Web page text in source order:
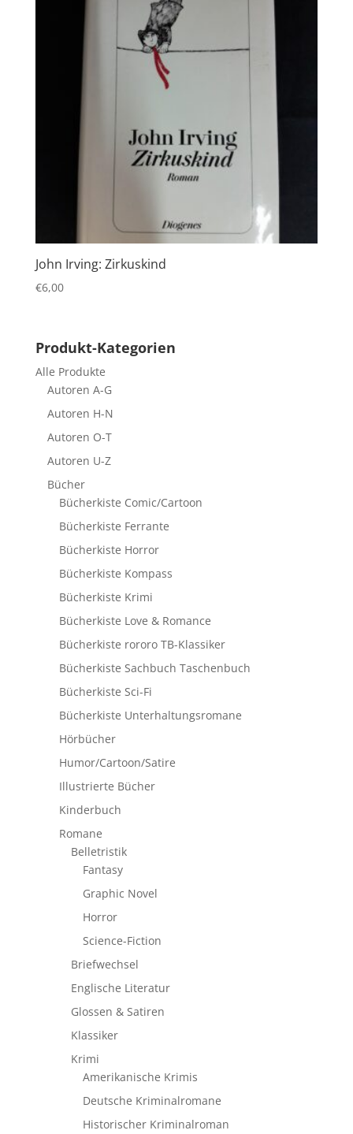
John Irving: Zirkuskind
€6,00
Produkt-Kategorien
Alle Produkte
Autoren A-G
Autoren H-N
Autoren O-T
Autoren U-Z
Bücher
Bücherkiste Comic/Cartoon
Bücherkiste Ferrante
Bücherkiste Horror
Bücherkiste Kompass
Bücherkiste Krimi
Bücherkiste Love & Romance
Bücherkiste rororo TB-Klassiker
Bücherkiste Sachbuch Taschenbuch
Bücherkiste Sci-Fi
Bücherkiste Unterhaltungsromane
Hörbücher
Humor/Cartoon/Satire
Illustrierte Bücher
Kinderbuch
Romane
Belletristik
Fantasy
Graphic Novel
Horror
Science-Fiction
Briefwechsel
Englische Literatur
Glossen & Satiren
Klassiker
Krimi
Amerikanische Krimis
Deutsche Kriminalromane
Historischer Kriminalroman